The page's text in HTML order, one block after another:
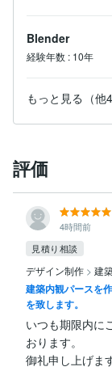
Blender
経験年数 : 10年
もっと見る（他4
評価
4時間前
見積り相談
デザイン制作 > 建
建築内観パースを
を致します。
いつも期限内に
おります。
御礼申し上げます